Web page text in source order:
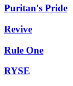
Puritan's Pride
Revive
Rule One
RYSE